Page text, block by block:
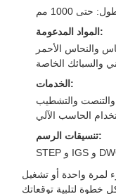
المواد المدعومة:
والنحاس الأحمر
والسبائك الخاصة
الخدمات:
والتنصت والتشطيب
الحاسب الآلي
تنسيقات الرسم:
لمرة واحدة أو تشغيل